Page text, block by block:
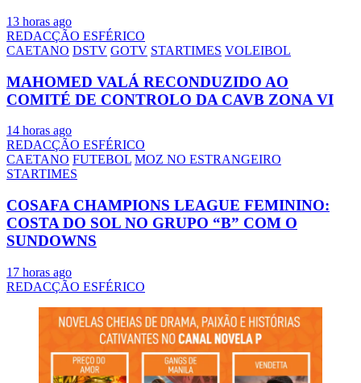
13 horas ago
REDACÇÃO ESFÉRICO
CAETANO DSTV GOTV STARTIMES VOLEIBOL
MAHOMED VALÁ RECONDUZIDO AO
COMITÉ DE CONTROLO DA CAVB ZONA VI
14 horas ago
REDACÇÃO ESFÉRICO
CAETANO FUTEBOL MOZ NO ESTRANGEIRO
STARTIMES
COSAFA CHAMPIONS LEAGUE FEMININO:
COSTA DO SOL NO GRUPO “B” COM O
SUNDOWNS
17 horas ago
REDACÇÃO ESFÉRICO